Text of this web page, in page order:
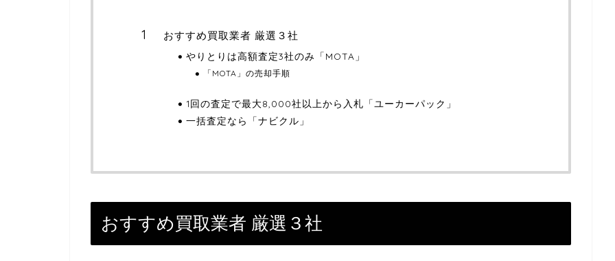
おすすめ買取業者 厳選３社
やりとりは高額査定3社のみ「MOTA」
「MOTA」の売却手順
1回の査定で最大8,000社以上から入札「ユーカーパック」
一括査定なら「ナビクル」
おすすめ買取業者 厳選３社